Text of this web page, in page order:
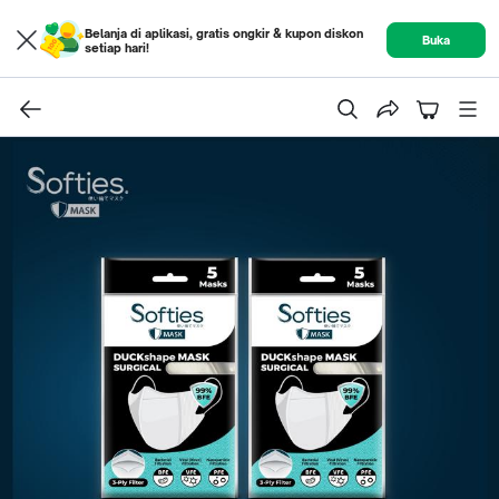
Belanja di aplikasi, gratis ongkir & kupon diskon
setiap hari!
Buka